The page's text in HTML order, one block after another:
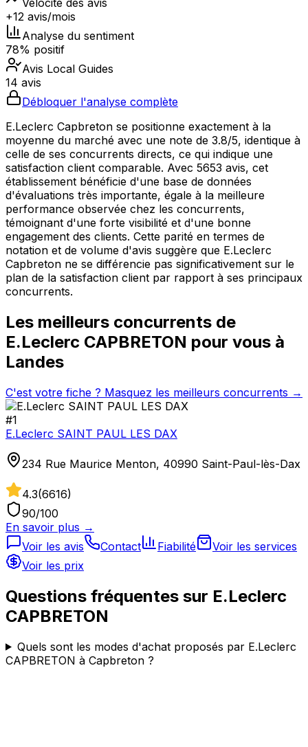
Vélocité des avis
+12 avis/mois
Analyse du sentiment
78% positif
Avis Local Guides
14 avis
Débloquer l'analyse complète
E.Leclerc Capbreton se positionne exactement à la
moyenne du marché avec une note de 3.8/5, identique à
celle de ses concurrents directs, ce qui indique une
satisfaction client comparable. Avec 5653 avis, cet
établissement bénéficie d'une base de données
d'évaluations très importante, égale à la meilleure
performance observée chez les concurrents,
témoignant d'une forte visibilité et d'une bonne
engagement des clients. Cette parité en termes de
notation et de volume d'avis suggère que E.Leclerc
Capbreton ne se différencie pas significativement sur le
plan de la satisfaction client par rapport à ses principaux
concurrents.
Les meilleurs concurrents de
E.Leclerc CAPBRETON pour vous à
Landes
C'est votre fiche ? Masquez les meilleurs concurrents →
#1
E.Leclerc SAINT PAUL LES DAX
234 Rue Maurice Menton, 40990 Saint-Paul-lès-Dax
4.3(6616)
90/100
En savoir plus →
Voir les avis
Contact Fiabilité
Voir les services
Voir les prix
Questions fréquentes sur E.Leclerc
CAPBRETON
Quels sont les modes d'achat proposés par E.Leclerc
CAPBRETON à Capbreton ?